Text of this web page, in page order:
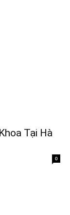
Tại Hà
0